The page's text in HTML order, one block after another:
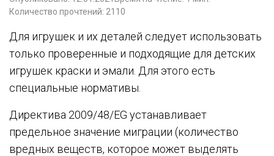
Количество прочтений: 2110
Для игрушек и их деталей следует использовать
только проверенные и подходящие для детских
игрушек краски и эмали. Для этого есть
специальные нормативы.
Директива 2009/48/EG устанавливает
предельное значение миграции (количество
вредных веществ, которое может выделять